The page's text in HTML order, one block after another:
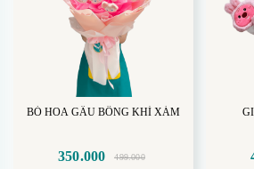
BÓ HOA GẤU BÔNG KHỈ XÁM
499.000
350.000